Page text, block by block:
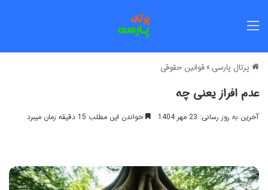
پرتال پارسی »قوانین حقوقی
عدم افراز یعنی چه
آخرین به روز رسانی: 23 مهر 1404 خواندن این مطلب 15 دقیقه زمان میبرد